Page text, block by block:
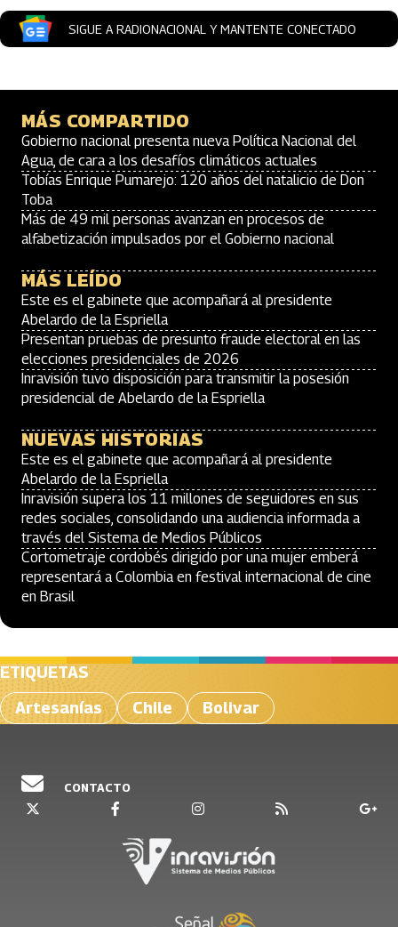
SIGUE A RADIONACIONAL Y MANTENTE CONECTADO
MÁS COMPARTIDO
Gobierno nacional presenta nueva Política Nacional del
Agua, de cara a los desafíos climáticos actuales
Tobías Enrique Pumarejo: 120 años del natalicio de Don
Toba
Más de 49 mil personas avanzan en procesos de
alfabetización impulsados por el Gobierno nacional
MÁS LEÍDO
Este es el gabinete que acompañará al presidente
Abelardo de la Espriella
Presentan pruebas de presunto fraude electoral en las
elecciones presidenciales de 2026
Inravisión tuvo disposición para transmitir la posesión
presidencial de Abelardo de la Espriella
NUEVAS HISTORIAS
Este es el gabinete que acompañará al presidente
Abelardo de la Espriella
Inravisión supera los 11 millones de seguidores en sus
redes sociales, consolidando una audiencia informada a
través del Sistema de Medios Públicos
Cortometraje cordobés dirigido por una mujer emberá
representará a Colombia en festival internacional de cine
en Brasil
ETIQUETAS
Artesanías
Chile Bolivar
CONTACTO